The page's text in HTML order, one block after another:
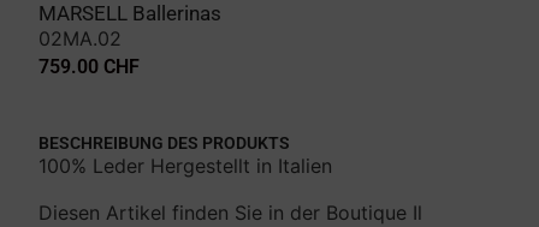
MARSELL Ballerinas
02MA.02
759.00 CHF
BESCHREIBUNG DES PRODUKTS
100% Leder Hergestellt in Italien
Diesen Artikel finden Sie in der Boutique Il